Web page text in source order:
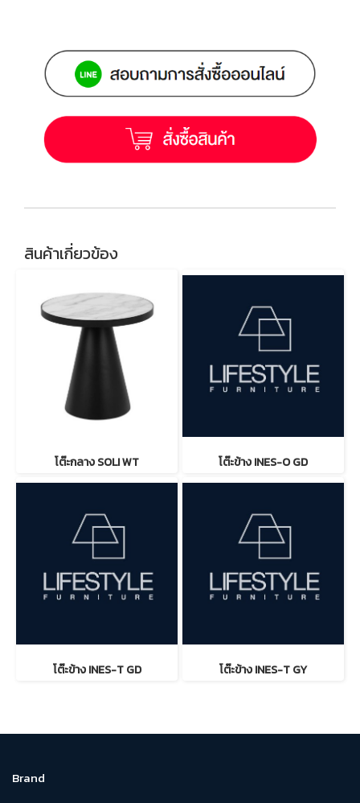
สินค้าเกี่ยวข้อง
โต๊ะกลาง SOLI WT โต๊ะข้าง INES-O GD
โต๊ะข้าง INES-T GD โต๊ะข้าง INES-T GY
Brand